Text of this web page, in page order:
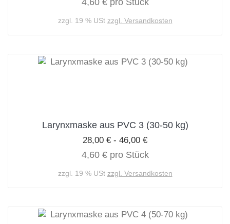
4,60 € pro Stück
zzgl. 19 % USt zzgl. Versandkosten
Larynxmaske aus PVC 3 (30-50 kg)
28,00 € - 46,00 €
4,60 € pro Stück
zzgl. 19 % USt zzgl. Versandkosten